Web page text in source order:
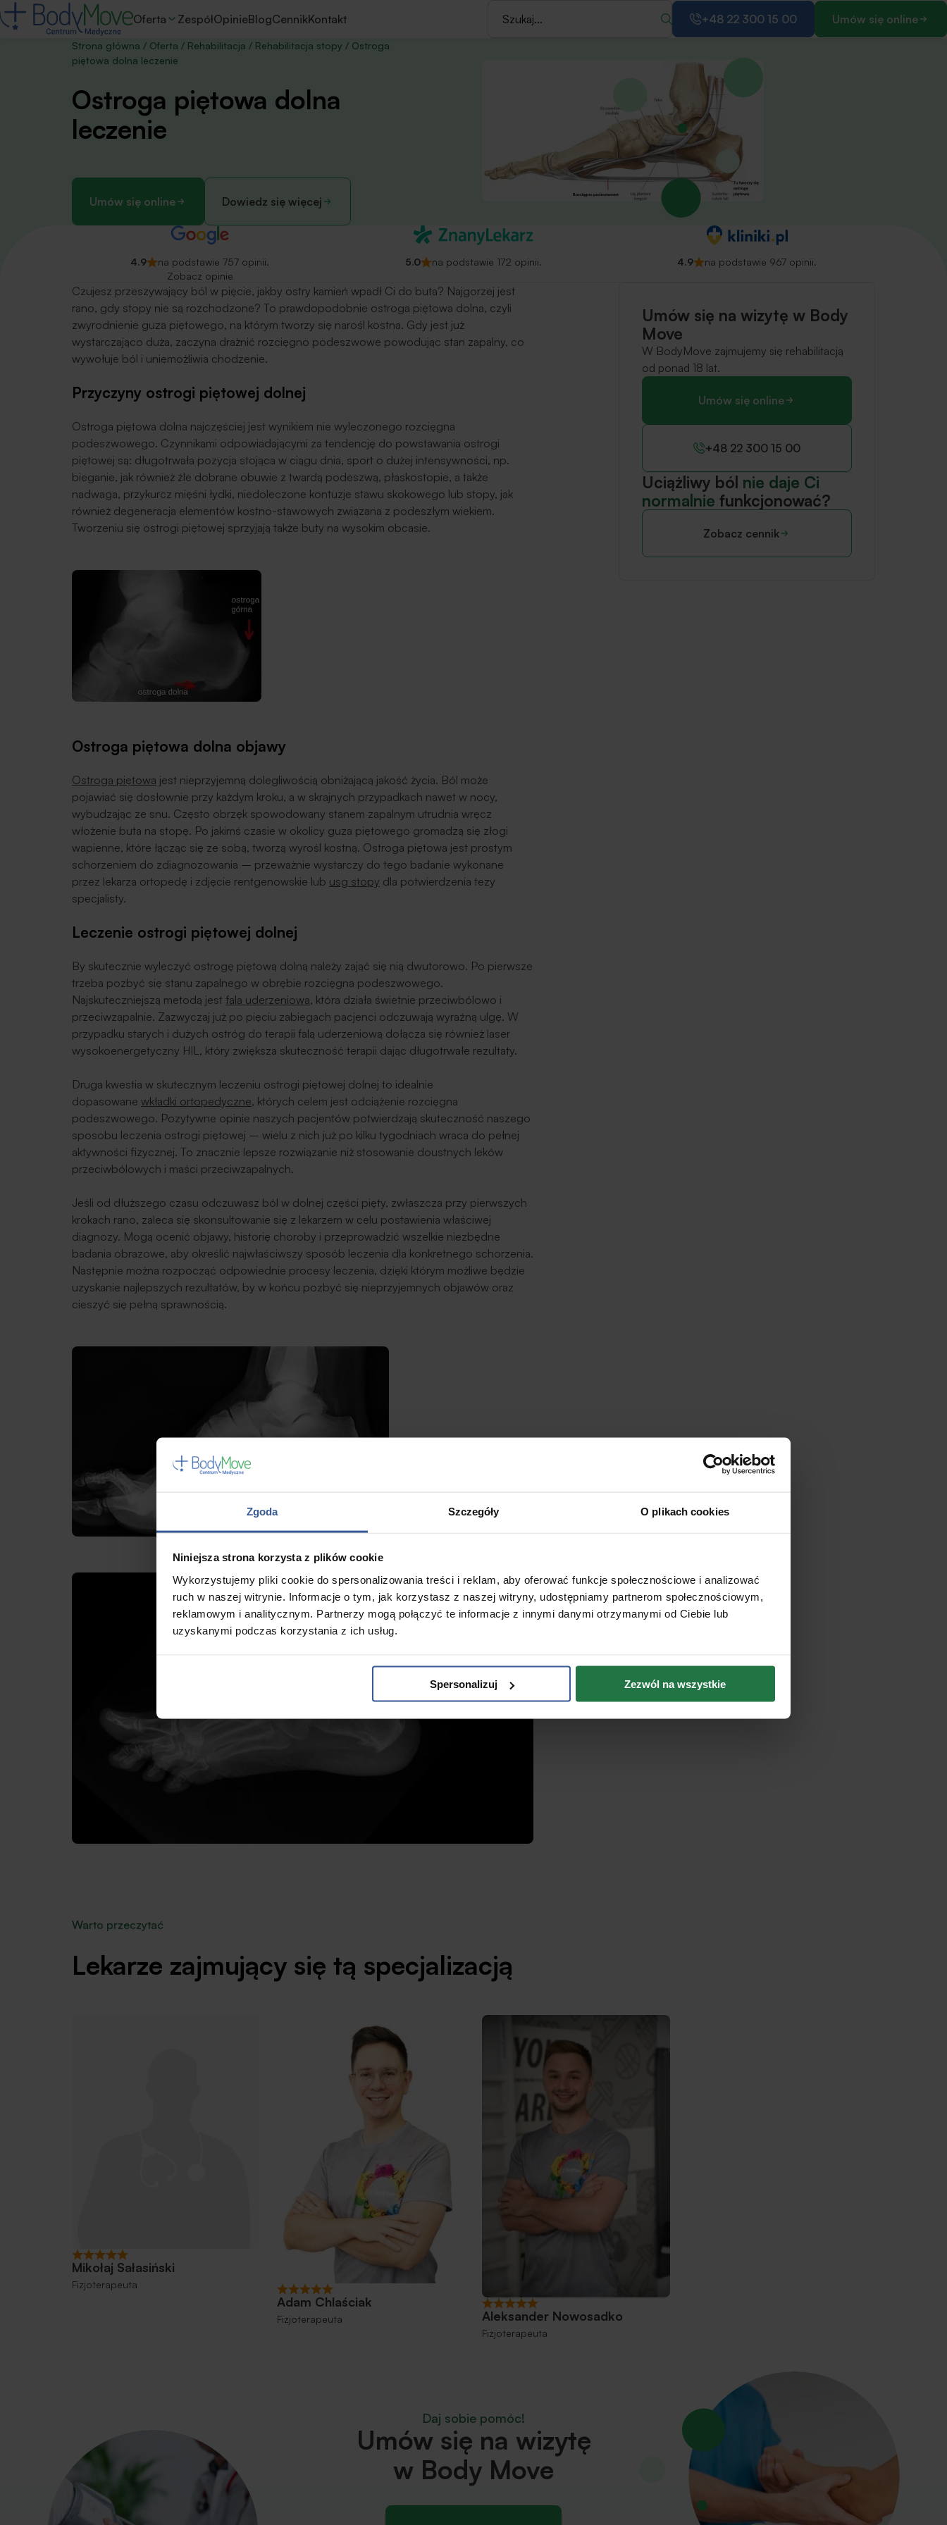
Zgoda Szczegóły O plikach cookies
Niniejsza strona korzysta z plików cookie
Wykorzystujemy pliki cookie do spersonalizowania treści i reklam, aby oferować funkcje społecznościowe i analizować
ruch w naszej witrynie. Informacje o tym, jak korzystasz z naszej witryny, udostępniamy partnerom społecznościowym,
reklamowym i analitycznym. Partnerzy mogą połączyć te informacje z innymi danymi otrzymanymi od Ciebie lub
uzyskanymi podczas korzystania z ich usług.
Spersonalizuj Zezwól na wszystkie
Oferta ZespółOpinieBlogCennikKontakt +48 22 300 15 00 Umów się online
Strona główna / Oferta / Rehabilitacja / Rehabilitacja stopy / Ostroga
piętowa dolna leczenie
Ostroga piętowa dolna
leczenie
Umów się online Dowiedz się więcej
4.9
na podstawie 757 opinii.
Zobacz opinie
5.0 na podstawie 172 opinii. 4.9 na podstawie 967 opinii.
Czujesz przeszywający ból w pięcie, jakby ostry kamień wpadł Ci do buta? Najgorzej jest
rano, gdy stopy nie są rozchodzone? To prawdopodobnie ostroga piętowa dolna, czyli
zwyrodnienie guza piętowego, na którym tworzy się narośl kostna. Gdy jest już
wystarczająco duża, zaczyna drażnić rozcięgno podeszwowe powodując stan zapalny, co
wywołuje ból i uniemożliwia chodzenie.
Przyczyny ostrogi piętowej dolnej
Ostroga piętowa dolna najczęściej jest wynikiem nie wyleczonego rozcięgna
podeszwowego. Czynnikami odpowiadającymi za tendencję do powstawania ostrogi
piętowej są: długotrwała pozycja stojąca w ciągu dnia, sport o dużej intensywności, np.
bieganie, jak również źle dobrane obuwie z twardą podeszwą, płaskostopie, a także
nadwaga, przykurcz mięśni łydki, niedoleczone kontuzje stawu skokowego lub stopy, jak
również degeneracja elementów kostno-stawowych związana z podeszłym wiekiem.
Tworzeniu się ostrogi piętowej sprzyjają także buty na wysokim obcasie.
Ostroga piętowa dolna objawy
Ostroga piętowa jest nieprzyjemną dolegliwością obniżającą jakość życia. Ból może
pojawiać się dosłownie przy każdym kroku, a w skrajnych przypadkach nawet w nocy,
wybudzając ze snu. Często obrzęk spowodowany stanem zapalnym utrudnia wręcz
włożenie buta na stopę. Po jakimś czasie w okolicy guza piętowego gromadzą się złogi
wapienne, które łącząc się ze sobą, tworzą wyrośl kostną. Ostroga piętowa jest prostym
schorzeniem do zdiagnozowania – przeważnie wystarczy do tego badanie wykonane
przez lekarza ortopedę i zdjęcie rentgenowskie lub usg stopy dla potwierdzenia tezy
specjalisty.
Leczenie ostrogi piętowej dolnej
By skutecznie wyleczyć ostrogę piętową dolną należy zająć się nią dwutorowo. Po pierwsze
trzeba pozbyć się stanu zapalnego w obrębie rozcięgna podeszwowego.
Najskuteczniejszą metodą jest fala uderzeniowa, która działa świetnie przeciwbólowo i
przeciwzapalnie. Zazwyczaj już po pięciu zabiegach pacjenci odczuwają wyraźną ulgę. W
przypadku starych i dużych ostróg do terapii falą uderzeniową dołącza się również laser
wysokoenergetyczny HIL, który zwiększa skuteczność terapii dając długotrwałe rezultaty.
Druga kwestia w skutecznym leczeniu ostrogi piętowej dolnej to idealnie
dopasowane wkładki ortopedyczne, których celem jest odciążenie rozcięgna
podeszwowego. Pozytywne opinie naszych pacjentów potwierdzają skuteczność naszego
sposobu leczenia ostrogi piętowej – wielu z nich już po kilku tygodniach wraca do pełnej
aktywności fizycznej. To znacznie lepsze rozwiązanie niż stosowanie doustnych leków
przeciwbólowych i maści przeciwzapalnych.
Jeśli od dłuższego czasu odczuwasz ból w dolnej części pięty, zwłaszcza przy pierwszych
krokach rano, zaleca się skonsultowanie się z lekarzem w celu postawienia właściwej
diagnozy. Mogą ocenić objawy, historię choroby i przeprowadzić wszelkie niezbędne
badania obrazowe, aby określić najwłaściwszy sposób leczenia dla konkretnego schorzenia.
Następnie można rozpocząć odpowiednie procesy leczenia, dzięki którym możliwe będzie
uzyskanie najlepszych rezultatów, by w końcu pozbyć się nieprzyjemnych objawów oraz
cieszyć się pełną sprawnością.
Umów się na wizytę w Body
Move
W BodyMove zajmujemy się rehabilitacją
od ponad 18 lat.
Umów się online
+48 22 300 15 00
Uciążliwy ból nie daje Ci
normalnie funkcjonować?
Zobacz cennik
Warto przeczytać
Lekarze zajmujący się tą specjalizacją
Mikołaj Sałasiński
Fizjoterapeuta
Adam Chlaściak
Fizjoterapeuta Aleksander Nowosadko
Fizjoterapeuta
Daj sobie pomóc!
Umów się na wizytę
w Body Move